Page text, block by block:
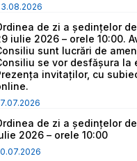
de zi a ședințelor
iulie 2026 – orele 10:00.
sunt lucrări de
se vor desfășura la
invitaților, cu
de zi a ședințelor
2026 – orele 10:00